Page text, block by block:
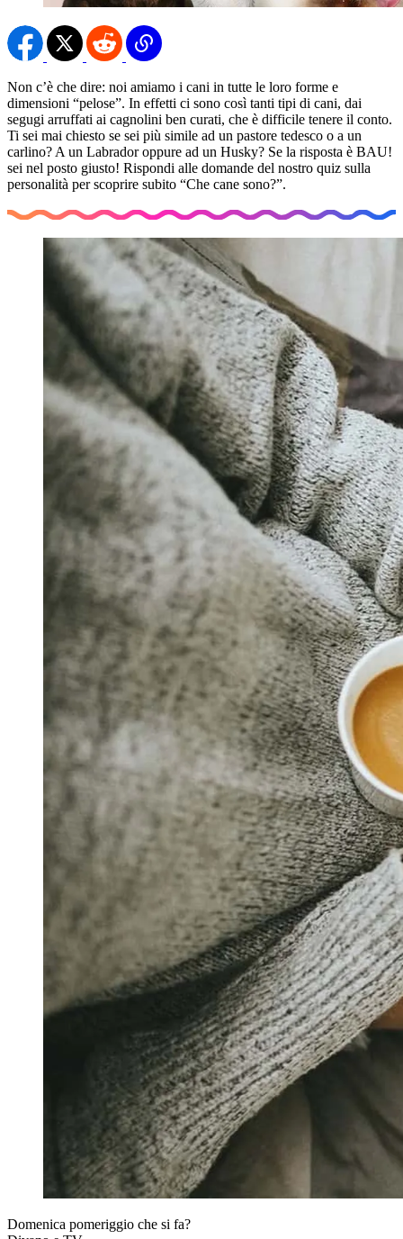
Non c’è che dire: noi amiamo i cani in tutte le loro forme e
dimensioni “pelose”. In effetti ci sono così tanti tipi di cani, dai
segugi arruffati ai cagnolini ben curati, che è difficile tenere il conto.
Ti sei mai chiesto se sei più simile ad un pastore tedesco o a un
carlino? A un Labrador oppure ad un Husky? Se la risposta è BAU!
sei nel posto giusto! Rispondi alle domande del nostro quiz sulla
personalità per scoprire subito “Che cane sono?”.
Domenica pomeriggio che si fa?